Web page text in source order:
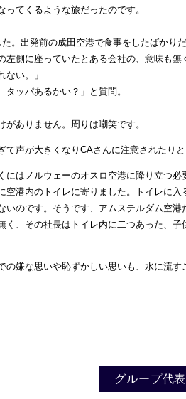
てくるような旅だったのです。
。出発前の成田空港で食事をしたばかり
左側に座っていたとある会社の、意味も
い。」
ッパあるかい？」と質問。
ありません。周りは嘲笑です。
声が大きくなりCAさんに注意されたり
はノルウェーのオスロ空港に降り立つ
空港内のトイレに寄りました。トイレに
いのです。そうです、アムステルダム空
く、その社長はトイレ内に二つあった、
嫌な思いや恥ずかしい思いも、水に流す
グループ代